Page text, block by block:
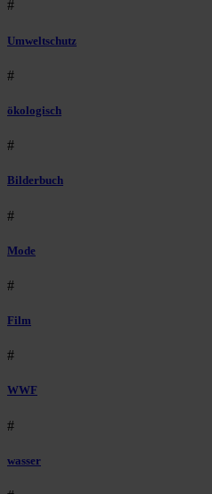
#
Umweltschutz
#
ökologisch
#
Bilderbuch
#
Mode
#
Film
#
WWF
#
wasser